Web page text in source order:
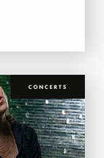
CONCERTS